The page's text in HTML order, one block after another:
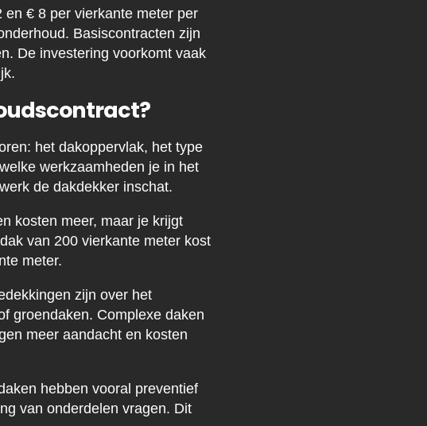
en € 8 per vierkante meter per
Basiscontracten zijn
De investering voorkomt vaak
het dakoppervlak, het type
werkzaamheden je in het
de dakdekker inschat.
kosten meer, maar je krijgt
van 200 vierkante meter kost
meter.
zijn over het
groendaken. Complexe daken
meer aandacht en kosten
hebben vooral preventief
van onderdelen vragen. Dit